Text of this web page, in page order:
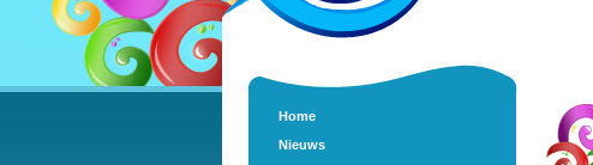
Home
Nieuws